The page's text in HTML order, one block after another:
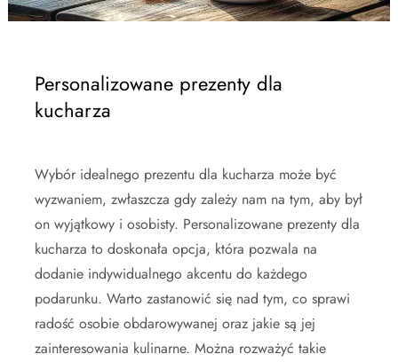
Personalizowane prezenty dla
kucharza
Wybór idealnego prezentu dla kucharza może być
wyzwaniem, zwłaszcza gdy zależy nam na tym, aby był
on wyjątkowy i osobisty. Personalizowane prezenty dla
kucharza to doskonała opcja, która pozwala na
dodanie indywidualnego akcentu do każdego
podarunku. Warto zastanowić się nad tym, co sprawi
radość osobie obdarowywanej oraz jakie są jej
zainteresowania kulinarne. Można rozważyć takie